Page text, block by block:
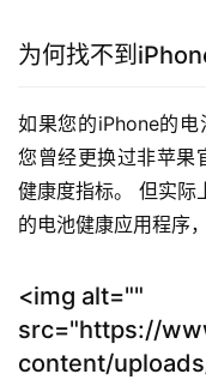
为何找不到
如果您的iPhone的
您曾经更换过非苹果
健康度指标。 但实
的电池健康应用程序
<img alt=""
src="https://
content/